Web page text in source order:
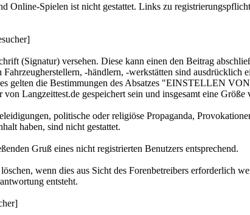
Online-Spielen ist nicht gestattet. Links zu
(Signatur) versehen. Diese kann einen den Beitrag
-händlern, -werkstätten sind
(es gelten die Bestimmungen des Absatzes
Langzeittest.de gespeichert sein und insgesamt eine
politische oder religiöse Propaganda,
haben, sind nicht gestattet.
Gruß eines nicht registrierten Benutzers entsprechend.
wenn dies aus Sicht des Forenbetreibers erforderlich
entsteht.